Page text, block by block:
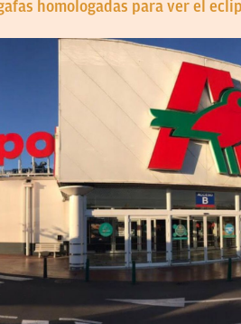
homologadas para ver el